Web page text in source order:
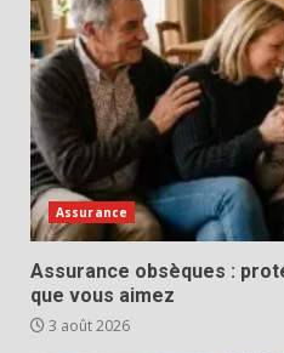
Assurance
Assurance obsèques :
que vous aimez
3 août 2026